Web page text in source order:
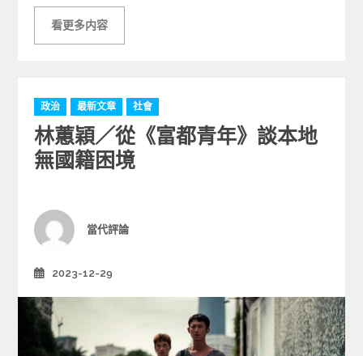
看更多内容
C
a
t
e
g
i
e
政治 最新文章 社會
林蕙穎／從《富都青年》談本地
無國籍困境
Author
當代評論
2023-12-29